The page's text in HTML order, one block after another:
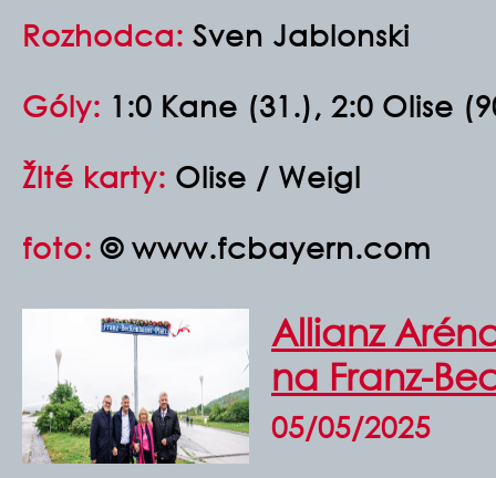
Rozhodca: Sven Jablonski
Góly: 1:0 Kane (31.), 2:0 Olise
Žlté karty: Olise / Weigl
foto:© www.fcbayern.com
Allianz
na Franz-
05/05/2025